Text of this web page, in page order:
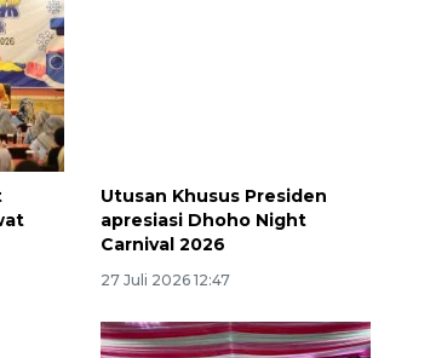
Utusan Khusus Presiden
apresiasi Dhoho Night
Carnival 2026
27 Juli 2026 12:47
Memberantas kejahatan
jalanan Jakarta
2026-08-05 18:00:00